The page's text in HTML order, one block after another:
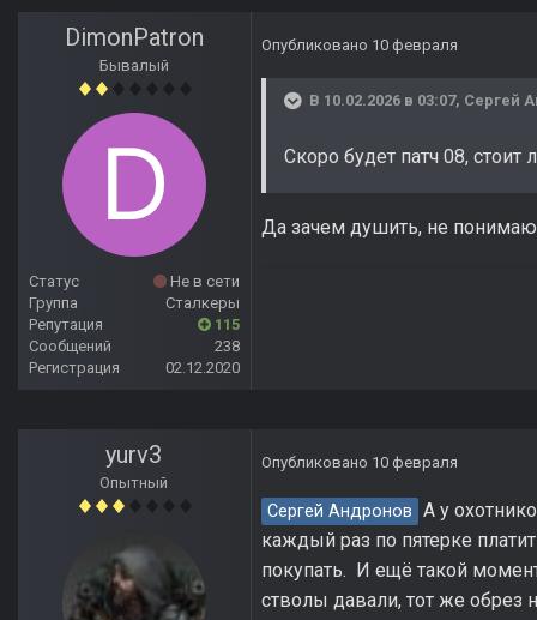
DimonPatron
Бывалый
Статус
Не в сети
Группа
Сталкеры
Репутация
115
Сообщений
238
Регистрация
02.12.2020
Опубликовано 10 февраля
В 10.02.2026 в 03:07, Сергей
Скоро будет патч 08, стоит
Да зачем душить, не понимаю
yurv3
Опытный
Опубликовано 10 февраля
Сергей Андронов А у
каждый раз по пятерке
покупать. И ещё такой
стволы давали, тот же обрез